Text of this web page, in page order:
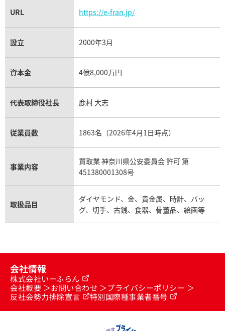
銀・シルバー買取
パライバトルマリン買取
キャッツアイ買取
アクアマリン買取
ヴァシュロン・コンスタンタン買取
A.ランゲ&ゾーネ買取
ブレゲ買取
オメガ買取
カルティエ買取
フランク ミュラー買取
リシャール・ミル買取
シャネル買取の参考価格一覧
ディオール買取
セリーヌ買取
フェンディ買取
グッチ買取
プラダ買取
ショパール買取
タサキ買取
ピアジェ買取
ブシュロン買取
ミキモト買取
URL https://e-fran.jp/
設立 2000年3月
資本金 4億8,000万円
代表取締役社長 鹿村 大志
従業員数 1863名（2026年4月1日時点）
事業内容
買取業 神奈川県公安委員会 許可 第
451380001308号
取扱品目
ダイヤモンド、金、貴金属、時計、バッ
グ、切手、古銭、食器、骨董品、絵画等
会社情報
株式会社いーふらん
会社概要
お問い合わせ
プライバシーポリシー
反社会勢力排除宣言
特別国際種事業者番号